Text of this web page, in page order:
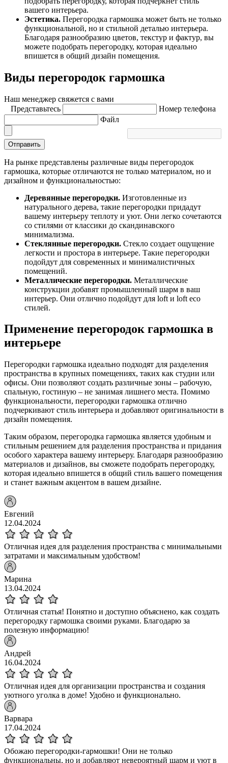
вашего интерьера.
Эстетика. Перегородка гармошка может быть не только
функциональной, но и стильной деталью интерьера.
Благодаря разнообразию цветов, текстур и фактур, вы
можете подобрать перегородку, которая идеально
впишется в общий дизайн помещения.
Виды перегородок гармошка
Наш менеджер свяжется с вами
Представьтесь
Номер телефона
Файл
Отправить
На рынке представлены различные виды перегородок
гармошка, которые отличаются не только материалом, но и
дизайном и функциональностью:
Деревянные перегородки. Изготовленные из
натурального дерева, такие перегородки придадут
вашему интерьеру теплоту и уют. Они легко сочетаются
со стилями от классики до скандинавского
минимализма.
Стеклянные перегородки. Стекло создает ощущение
легкости и простора в интерьере. Такие перегородки
подойдут для современных и минималистичных
помещений.
Металлические перегородки. Металлические
конструкции добавят промышленный шарм в ваш
интерьер. Они отлично подойдут для loft и loft eco
стилей.
Применение перегородок гармошка в
интерьере
Перегородки гармошка идеально подходят для разделения
пространства в крупных помещениях, таких как студии или
офисы. Они позволяют создать различные зоны – рабочую,
спальную, гостиную – не занимая лишнего места. Помимо
функциональности, перегородки гармошка отлично
подчеркивают стиль интерьера и добавляют оригинальности в
дизайн помещения.
Таким образом, перегородка гармошка является удобным и
стильным решением для разделения пространства и придания
особого характера вашему интерьеру. Благодаря разнообразию
материалов и дизайнов, вы сможете подобрать перегородку,
которая идеально впишется в общий стиль вашего помещения
и станет важным акцентом в вашем дизайне.
Евгений
12.04.2024
Отличная идея для разделения пространства с минимальными
затратами и максимальным удобством!
Марина
13.04.2024
Отличная статья! Понятно и доступно объяснено, как создать
перегородку гармошка своими руками. Благодарю за
полезную информацию!
Андрей
16.04.2024
Отличная идея для организации пространства и создания
уютного уголка в доме! Удобно и функционально.
Варвара
17.04.2024
Обожаю перегородки-гармошки! Они не только
функциональны, но и добавляют невероятный шарм и уют в